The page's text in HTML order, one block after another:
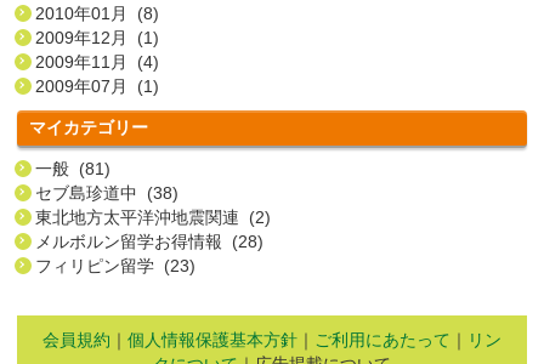
2010年01月 (8)
2009年12月 (1)
2009年11月 (4)
2009年07月 (1)
マイカテゴリー
一般 (81)
セブ島珍道中 (38)
東北地方太平洋沖地震関連 (2)
メルボルン留学お得情報 (28)
フィリピン留学 (23)
会員規約 ｜ 個人情報保護基本方針 ｜ ご利用にあたって ｜ リン